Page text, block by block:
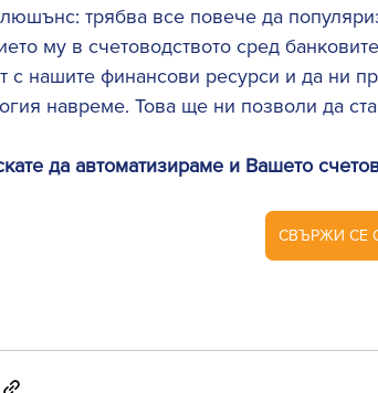
трябва все повече да
му в счетоводството сред
с нашите финансови ресурси и да ни
навреме. Това ще ни позволи да
да автоматизираме и Вашето
СВЪРЖИ СЕ